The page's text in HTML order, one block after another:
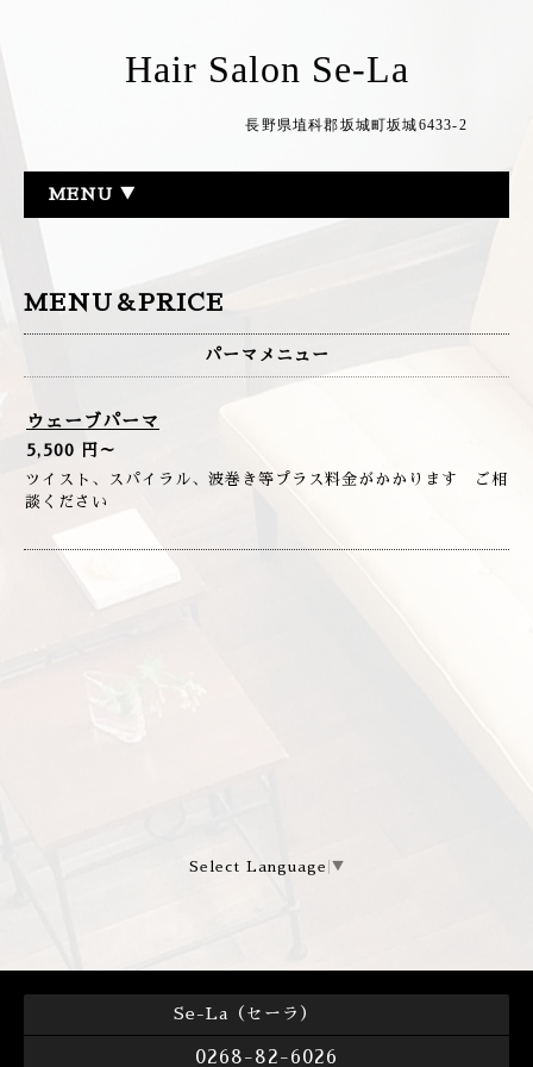
Hair Salon Se-La
長野県埴科郡坂城町坂城6433-2
MENU ▼
MENU＆PRICE
パーマメニュー
ウェーブパーマ
5,500 円～
ツイスト、スパイラル、波巻き等プラス料金がかかります ご相
談ください
Select Language ▼
Se-La（セーラ）
0268-82-6026